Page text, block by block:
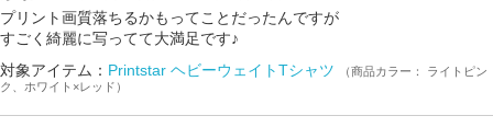
プリント画質落ちるかもってことだったんですが
すごく綺麗に写ってて大満足です♪
対象アイテム： Printstar ヘビーウェイトTシャツ
（商品カラー： ライトピン
ク、ホワイト×レッド）